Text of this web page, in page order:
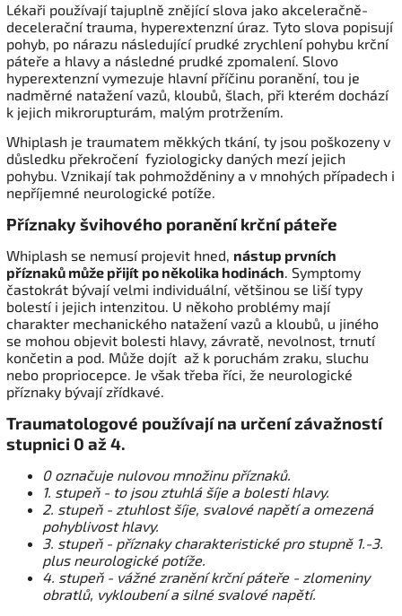
Lékaři používají tajuplně znějící slova jako akceleračně-
decelerační trauma, hyperextenzní úraz. Tyto slova popisují
pohyb, po nárazu následující prudké zrychlení pohybu krční
páteře a hlavy a následné prudké zpomalení. Slovo
hyperextenzní vymezuje hlavní příčinu poranění, tou je
nadměrné natažení vazů, kloubů, šlach, při kterém dochází
k jejich mikrorupturám, malým protržením.
Whiplash je traumatem měkkých tkání, ty jsou poškozeny v
důsledku překročení fyziologicky daných mezí jejich
pohybu. Vznikají tak pohmožděniny a v mnohých případech i
nepříjemné neurologické potíže.
Příznaky švihového poranění krční páteře
Whiplash se nemusí projevit hned, nástup prvních
příznaků může přijít po několika hodinách. Symptomy
častokrát bývají velmi individuální, většinou se liší typy
bolestí i jejich intenzitou. U někoho problémy mají
charakter mechanického natažení vazů a kloubů, u jiného
se mohou objevit bolesti hlavy, závratě, nevolnost, trnutí
končetin a pod. Může dojít až k poruchám zraku, sluchu
nebo propriocepce. Je však třeba říci, že neurologické
příznaky bývají zřídkavé.
Traumatologové používají na určení závažností
stupnici 0 až 4.
0 označuje nulovou množinu příznaků.
1. stupeň - to jsou ztuhlá šíje a bolesti hlavy.
2. stupeň - ztuhlost šíje, svalové napětí a omezená
pohyblivost hlavy.
3. stupeň - příznaky charakteristické pro stupně 1.-3.
plus neurologické potíže.
4. stupeň - vážné zranění krční páteře - zlomeniny
obratlů, vykloubení a silné svalové napětí.